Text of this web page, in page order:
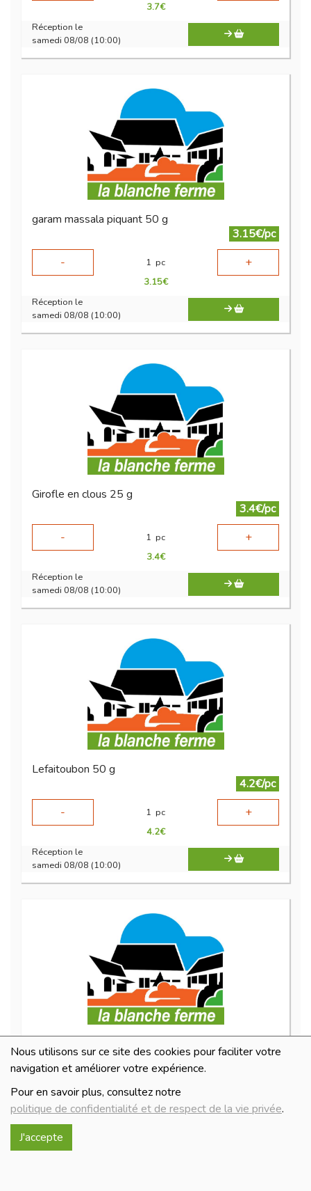
Nous utilisons sur ce site des cookies pour faciliter votre
navigation et améliorer votre expérience.
Pour en savoir plus, consultez notre
politique de confidentialité et de respect de la vie privée.
J'accepte
3.7€
Réception le
samedi 08/08 (10:00)
garam massala piquant 50 g
3.15€/pc
-
1 pc +
3.15€
Réception le
samedi 08/08 (10:00)
Girofle en clous 25 g
3.4€/pc
-
1 pc +
3.4€
Réception le
samedi 08/08 (10:00)
Lefaitoubon 50 g
4.2€/pc
-
1 pc +
4.2€
Réception le
samedi 08/08 (10:00)
Mélange 3 poivres 50 g
4.4€/pc
-
1 pc
4.4€
Réception le
samedi 08/08 (10:00)